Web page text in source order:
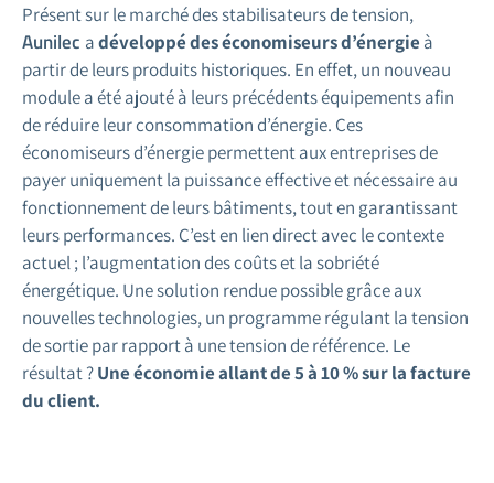
Présent sur le marché des stabilisateurs de tension,
Aunilec adéveloppé des économiseurs d’énergie à
partir de leurs produits historiques. En effet, un nouveau
module a été ajouté à leurs précédents équipements afin
de réduire leur consommation d’énergie. Ces
économiseurs d’énergie permettent aux entreprises de
payer uniquement la puissance effective et nécessaire au
fonctionnement de leurs bâtiments, tout en garantissant
leurs performances. C’est en lien direct avec le contexte
actuel ; l’augmentation des coûts et la sobriété
énergétique. Une solution rendue possible grâce aux
nouvelles technologies, un programme régulant la tension
de sortie par rapport à une tension de référence. Le
résultat ?Une économie allant de 5 à 10 % sur la facture
du client.